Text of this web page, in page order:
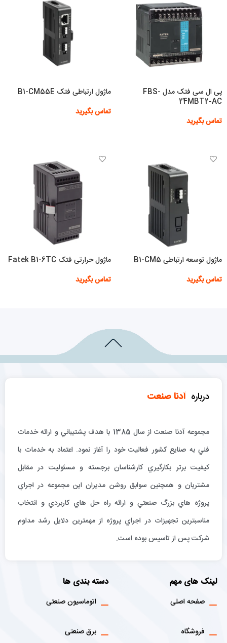
پی ال سی فتک مدل FBS-
24MBT2-AC
تماس بگیرید
ماژول ارتباطی فتک B1-CM55E
تماس بگیرید
ماژول توسعه ارتباطی B1-CM5
تماس بگیرید
ماژول حرارتی فتک Fatek B1-6TC
تماس بگیرید
درباره آدنا صنعت
مجموعه آدنا صنعت از سال 1385 با هدف پشتيباني و ارائه خدمات
فني به صنايع كشور فعاليت خود را آغاز نمود. اعتماد به خدمات با
كيفيت برتر بكارگيري كارشناسان برجسته و مسئوليت در مقابل
مشتريان و همچنين سوابق روشن مديران اين مجموعه در اجراي
پروژه هاي بزرگ صنعتي و ارائه راه حل هاي كاربردي و انتخاب
مناسبترين تجهيزات در اجراي پروژه از مهمترين دلايل رشد مداوم
شركت پس از تاسيس بوده است.
لینک های مهم
صفحه اصلی
فروشگاه
دسته بندی ها
اتوماسیون صنعتی
برق صنعتی